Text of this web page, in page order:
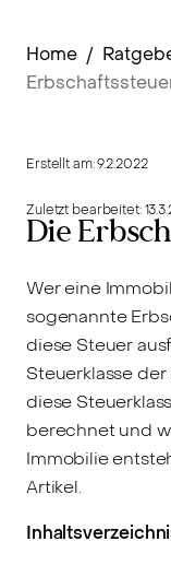
Home /
Erstellt am:9.2.2022
Zuletzt bearbeitet:
Die
Wer eine
sogenannte
diese Steuer
Steuerklasse
diese
berechnet und
Immobilie
Artikel.